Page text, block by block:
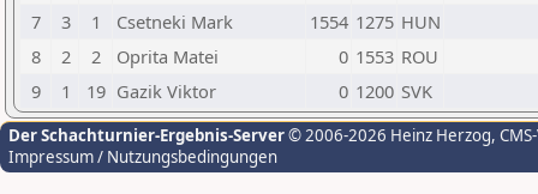
7
3 1 Csetneki Mark 1554 1275 HUN
8
2 2 Oprita Matei 0 1553 ROU
9
1 19 Gazik Viktor 0 1200 SVK
Der Schachturnier-Ergebnis-Server© 2006-2026 Heinz Herzog,
Impressum / Nutzungsbedingungen